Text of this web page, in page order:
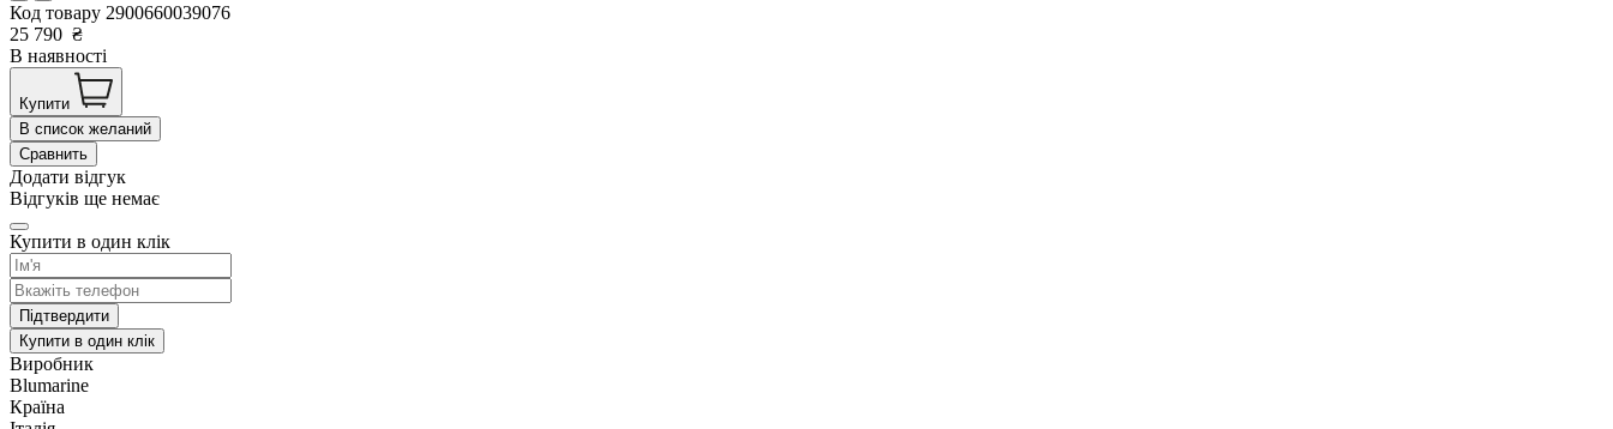
Код товару 2900660039076
25 790 ₴
В наявності
Купити
В список желаний
Сравнить
Додати відгук
Відгуків ще немає
Купити в один клік
Підтвердити
Купити в один клік
Виробник
Blumarine
Країна